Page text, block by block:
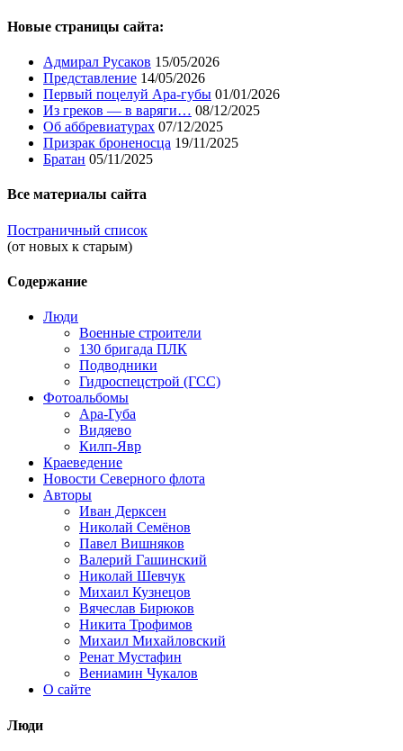
Новые страницы сайта:
Адмирал Русаков 15/05/2026
Представление 14/05/2026
Первый поцелуй Ара-губы 01/01/2026
Из греков — в варяги… 08/12/2025
Об аббревиатурах 07/12/2025
Призрак броненосца 19/11/2025
Братан 05/11/2025
Все материалы сайта
Постраничный список
(от новых к старым)
Содержание
Люди
Военные строители
130 бригада ПЛК
Подводники
Гидроспецстрой (ГСС)
Фотоальбомы
Ара-Губа
Видяево
Килп-Явр
Краеведение
Новости Северного флота
Авторы
Иван Дерксен
Николай Семёнов
Павел Вишняков
Валерий Гашинский
Николай Шевчук
Михаил Кузнецов
Вячеслав Бирюков
Никита Трофимов
Михаил Михайловский
Ренат Мустафин
Вениамин Чукалов
О сайте
Люди